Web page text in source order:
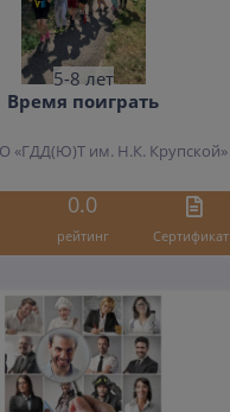
5-8 лет
Время поиграть
«ГДД(Ю)Т им. Н.К. Крупской»
0.0
рейтинг Cертификат